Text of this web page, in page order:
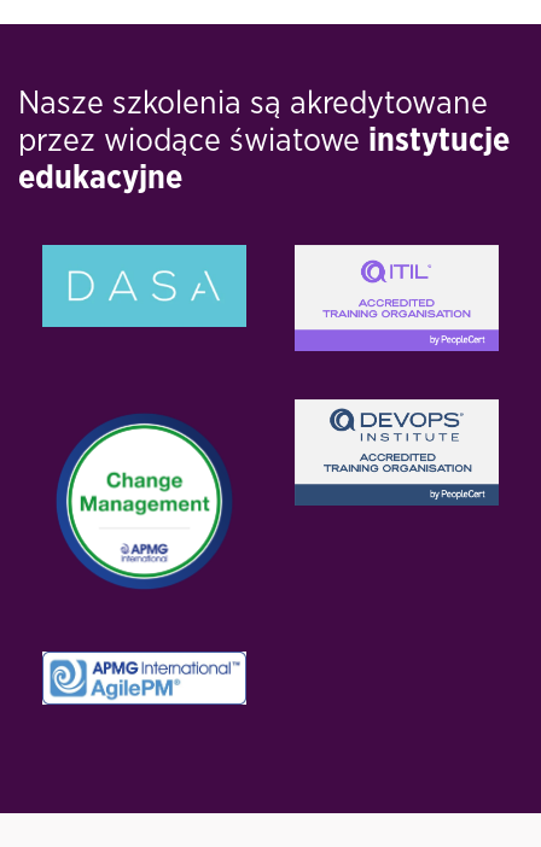
Nasze szkolenia są akredytowane
przez wiodące światowe instytucje
edukacyjne